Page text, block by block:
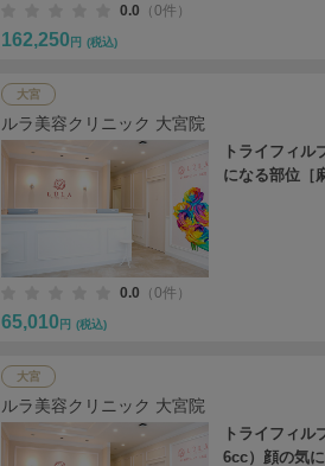
0.0 （0件）
162,250 円 (税込)
大宮
ルラ美容クリニック 大宮院
トライフィ
になる部位［
0.0 （0件）
65,010 円 (税込)
大宮
ルラ美容クリニック 大宮院
トライフィ
6cc）顔の気